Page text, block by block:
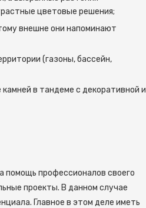
цветовые решения;
внешне они напоминают
(газоны, бассейн,
в тандеме с декоративной и
помощь профессионалов своего
проекты. В данном случае
Главное в этом деле иметь